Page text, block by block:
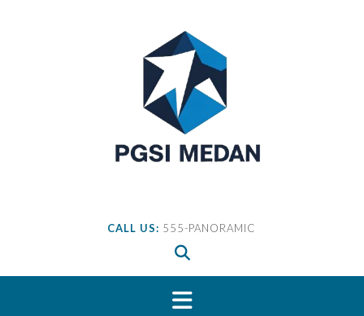
CALL US: 555-PANORAMIC